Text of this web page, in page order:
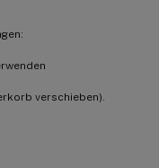
verschieben).